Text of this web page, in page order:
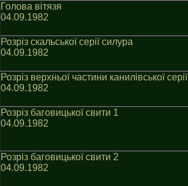
Голова вітязя
04.09.1982
Розріз скальської серії силура
04.09.1982
Розрiз верхньої частини канилiвської серiї
04.09.1982
Розріз баговицької свити 1
04.09.1982
Розріз баговицької свити 2
04.09.1982